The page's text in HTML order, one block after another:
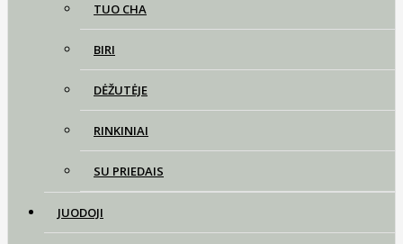
TUO CHA
BIRI
DĖŽUTĖJE
RINKINIAI
SU PRIEDAIS
JUODOJI